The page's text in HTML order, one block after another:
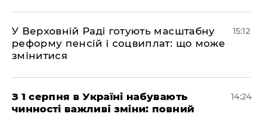
У Верховній Раді готують масштабну
реформу пенсій і соцвиплат: що може
змінитися
15:12
З 1 серпня в Україні набувають
чинності важливі зміни: повний
14:24